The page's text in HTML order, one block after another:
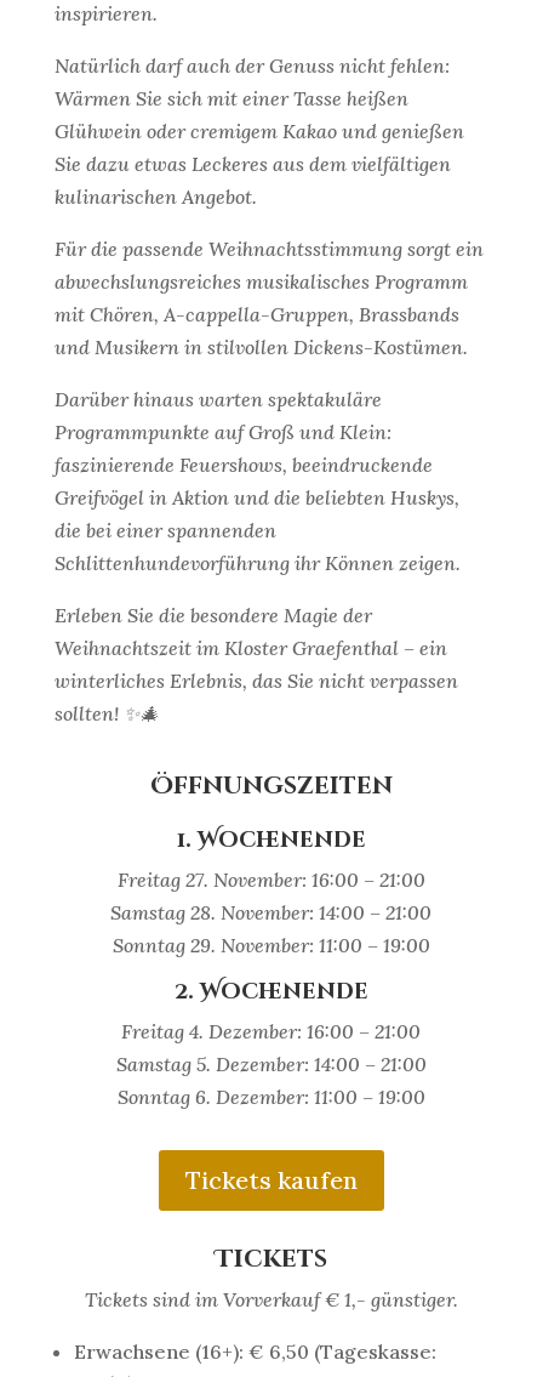
inspirieren.
Natürlich darf auch der Genuss nicht fehlen:
Wärmen Sie sich mit einer Tasse heißen
Glühwein oder cremigem Kakao und genießen
Sie dazu etwas Leckeres aus dem vielfältigen
kulinarischen Angebot.
Für die passende Weihnachtsstimmung sorgt ein
abwechslungsreiches musikalisches Programm
mit Chören, A-cappella-Gruppen, Brassbands
und Musikern in stilvollen Dickens-Kostümen.
Darüber hinaus warten spektakuläre
Programmpunkte auf Groß und Klein:
faszinierende Feuershows, beeindruckende
Greifvögel in Aktion und die beliebten Huskys,
die bei einer spannenden
Schlittenhundevorführung ihr Können zeigen.
Erleben Sie die besondere Magie der
Weihnachtszeit im Kloster Graefenthal – ein
winterliches Erlebnis, das Sie nicht verpassen
sollten! ✨🎄
Öffnungszeiten
1. Wochenende
Freitag 27. November: 16:00 – 21:00
Samstag 28. November: 14:00 – 21:00
Sonntag 29. November: 11:00 – 19:00
2. Wochenende
Freitag 4. Dezember: 16:00 – 21:00
Samstag 5. Dezember: 14:00 – 21:00
Sonntag 6. Dezember: 11:00 – 19:00
Tickets kaufen
Tickets
Tickets sind im Vorverkauf € 1,- günstiger.
Erwachsene (16+): € 6,50 (Tageskasse: